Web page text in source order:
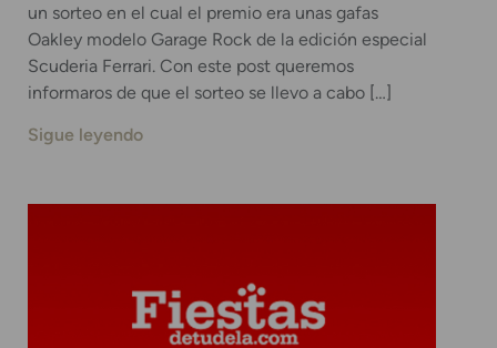
un sorteo en el cual el premio era unas gafas
Oakley modelo Garage Rock de la edición especial
Scuderia Ferrari. Con este post queremos
informaros de que el sorteo se llevo a cabo […]
Sigue leyendo